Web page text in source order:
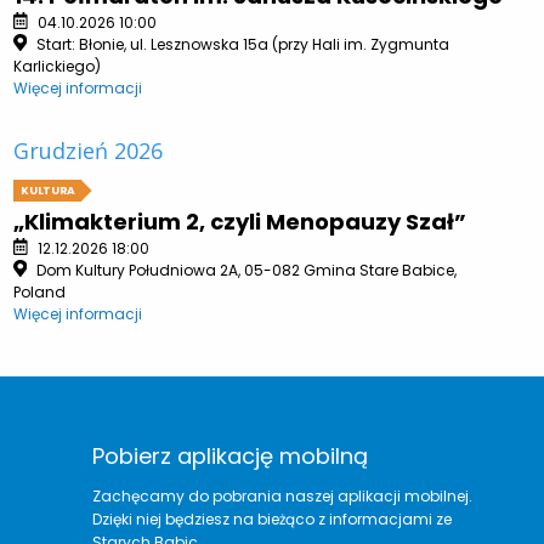
04.10.2026 10:00
Start: Błonie, ul. Lesznowska 15a (przy Hali im. Zygmunta
Karlickiego)
Więcej informacji
Grudzień 2026
KULTURA
„Klimakterium 2, czyli Menopauzy Szał”
12.12.2026 18:00
Dom Kultury Południowa 2A, 05-082 Gmina Stare Babice,
Poland
Więcej informacji
Pobierz aplikację mobilną
Zachęcamy do pobrania naszej aplikacji mobilnej.
Dzięki niej będziesz na bieżąco z informacjami ze